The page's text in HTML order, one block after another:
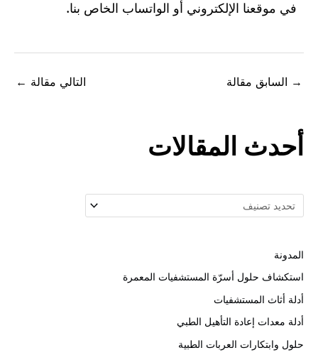
المقالات
حلول أسرّة المستشفيات المعمرة
أثاث المستشفيات
معدات إعادة التأهيل الطبي
وابتكارات العربات الطبية
فيموقعنا الإلكترونيأو الواتساب الخاص بنا .
السابق مقالة التالي مقالة←